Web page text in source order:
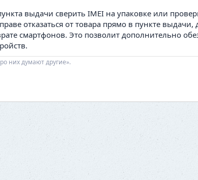
выдачи сверить IMEI на упаковке или
отказаться от товара прямо в пункте выдачи,
смартфонов. Это позволит дополнительно
них думают другие».